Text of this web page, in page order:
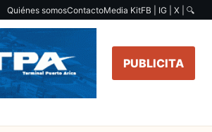
Quiénes somosContactoMedia KitFB | IG | X | 🔍
PUBLICITA